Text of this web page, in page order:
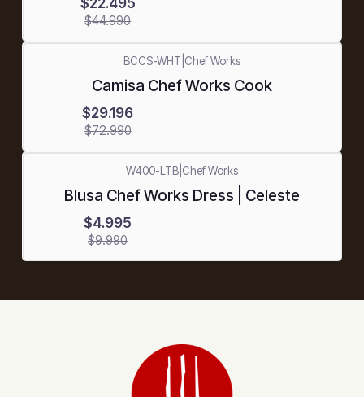
$44.990
BCCS-WHT Chef Works
Camisa Chef Works Cook
$29.196
$72.990
OFF
W400-LTB Chef Works
Blusa Chef Works Dress | Celeste
$4.995
$9.990